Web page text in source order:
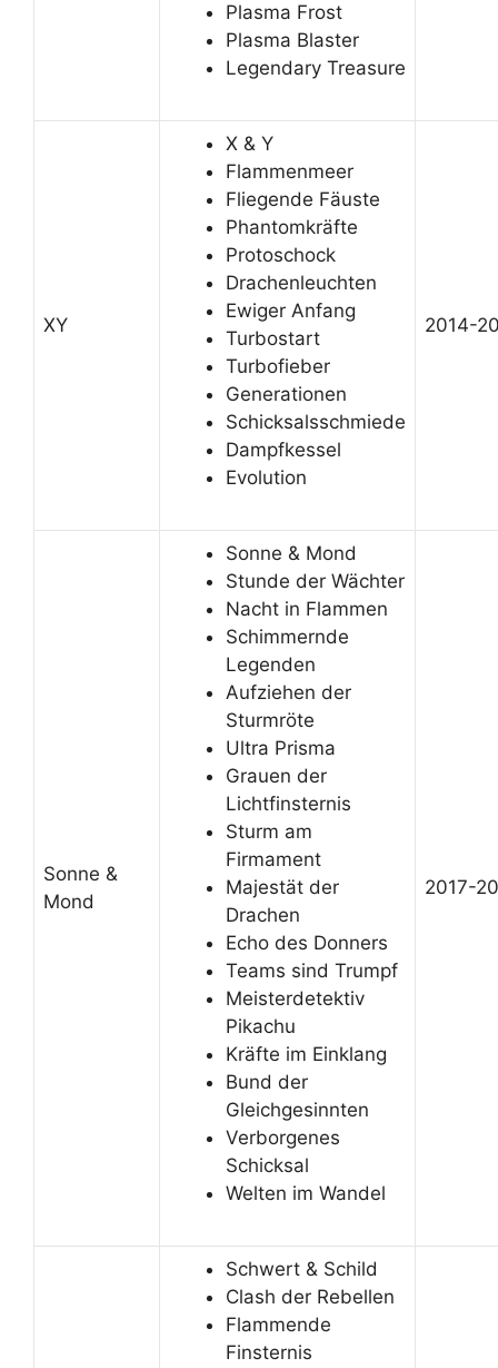
Plasma Frost
Plasma Blaster
Legendary Treasure
XY
X & Y
Flammenmeer
Fliegende Fäuste
Phantomkräfte
Protoschock
Drachenleuchten
Ewiger Anfang
Turbostart
Turbofieber
Generationen
Schicksalsschmiede
Dampfkessel
Evolution
2014-
Sonne &
Mond
Sonne & Mond
Stunde der Wächter
Nacht in Flammen
Schimmernde
Legenden
Aufziehen der
Sturmröte
Ultra Prisma
Grauen der
Lichtfinsternis
Sturm am
Firmament
Majestät der
Drachen
Echo des Donners
Teams sind Trumpf
Meisterdetektiv
Pikachu
Kräfte im Einklang
Bund der
Gleichgesinnten
Verborgenes
Schicksal
Welten im Wandel
2017-
Schwert & Schild
Clash der Rebellen
Flammende
Finsternis